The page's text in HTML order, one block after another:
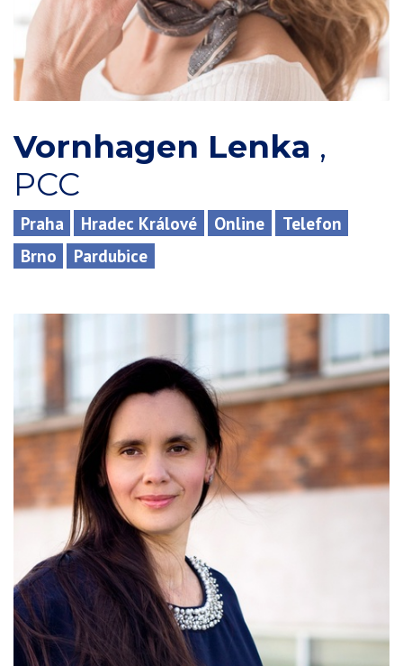
Vornhagen Lenka ,
PCC
Praha Hradec Králové Online
Telefon
Brno
Pardubice